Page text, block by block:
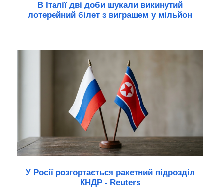
В Італії дві доби шукали викинутий
лотерейний білет з виграшем у мільйон
У Росії розгортається ракетний підрозділ
КНДР - Reuters